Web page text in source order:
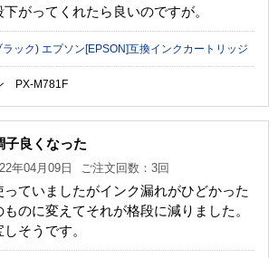
がってくれたら良いのですが。
ック) エプソン[EPSON]互換インクカートリッジ
PX-M781F
子良くなった
年04月09日 ご注文回数：3回
ていましたがインク漏れがひどかった
のに変えてそれが格段に減りました。
そうです。